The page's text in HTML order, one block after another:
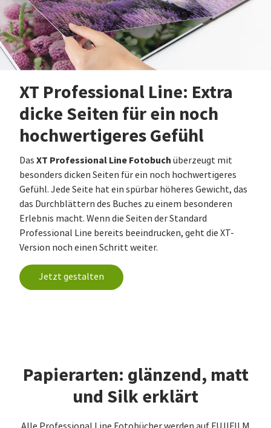
XT Professional Line: Extra
dicke Seiten für ein noch
hochwertigeres Gefühl
Das XT Professional Line Fotobuch überzeugt mit
besonders dicken Seiten für ein noch hochwertigeres
Gefühl. Jede Seite hat ein spürbar höheres Gewicht, das
das Durchblättern des Buches zu einem besonderen
Erlebnis macht. Wenn die Seiten der Standard
Professional Line bereits beeindrucken, geht die XT-
Version noch einen Schritt weiter.
Jetzt gestalten
Papierarten: glänzend, matt
und Silk erklärt